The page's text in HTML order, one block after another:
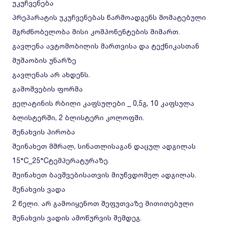
უკუჩვენება
პრეპარატის უკუჩვენებას წარმოადგენს მომატებული
მგრძნობელობა მისი კომპონენტების მიმართ.
გავლენა ავტომობილის მართვისა და ტექნიკასთან
მუშაობის უნარზე
გავლენას არ ახდენს.
გამოშვების ფორმა
ჟელატინის რბილი კაფსულები _ 0,5გ, 10 კაფსულა
ბლისტერში, 2 ბლისტერი კოლოფში.
შენახვის პირობა
შეინახეთ მშრალ, სინათლისაგან დაცულ ადგილას
15°C_25°Cტემპერატურაზე.
შეინახეთ ბავშვებისათვის მიუწვდომელ ადგილას.
შენახვის ვადა
2 წელი. არ გამოიყენოთ შეფუთვაზე მითითებული
შენახვის ვადის ამოწურვის შემდეგ.